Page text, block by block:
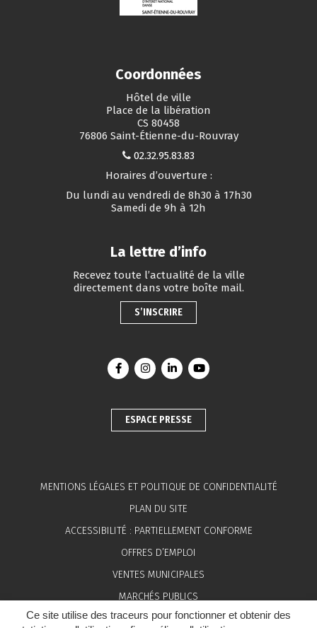
Ce site utilise des traceurs pour fonctionner et obtenir des
Coordonnées
Hôtel de ville
Place de la libération
CS 80458
76806 Saint-Étienne-du-Rouvray
02.32.95.83.83
Horaires d’ouverture :
Du lundi au vendredi de 8h30 à 17h30
Samedi de 9h à 12h
La lettre d’info
Recevez toute l’actualité de la ville
directement dans votre boîte mail.
S’INSCRIRE
Lien vers le compte Facebook
Lien vers le compte Instagram
Lien vers le compte Linkedin
Lien vers la chaîne
ESPACE PRESSE
MENTIONS LÉGALES ET POLITIQUE DE CONFIDENTIALITÉ
PLAN DU SITE
ACCESSIBILITÉ : PARTIELLEMENT CONFORME
OFFRES D’EMPLOI
VENTES MUNICIPALES
MARCHÉS PUBLICS
ESPACE PRESSE